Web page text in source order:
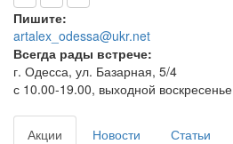
Пишите:
artalex_odessa@ukr.net
Всегда рады встрече:
г. Одесса, ул. Базарная, 5/4
с 10.00-19.00, выходной воскресенье
Акции Новости
Статьи